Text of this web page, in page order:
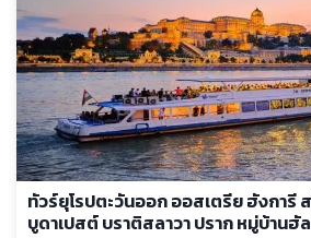
ทัวร์ยุโรปตะวันออก ออสเตรีย ฮังการี ส
บูดาเปสต์ บราติสลาวา ปราก หมู่บ้าน